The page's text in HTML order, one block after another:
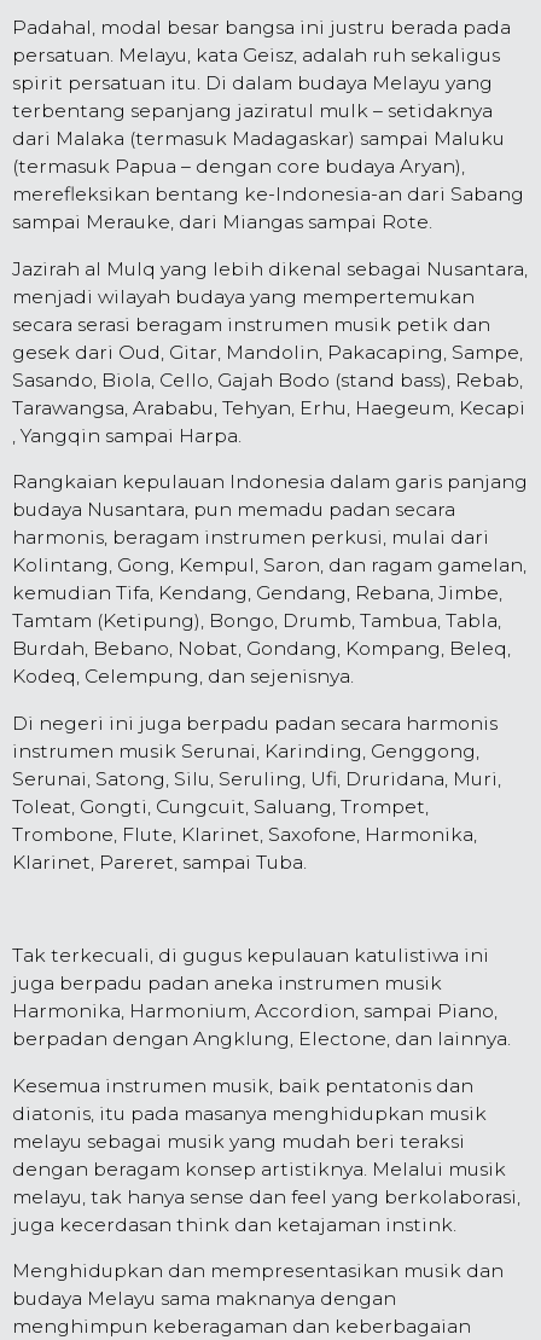
Padahal, modal besar bangsa ini justru berada pada
persatuan. Melayu, kata Geisz, adalah ruh sekaligus
spirit persatuan itu. Di dalam budaya Melayu yang
terbentang sepanjang jaziratul mulk – setidaknya
dari Malaka (termasuk Madagaskar) sampai Maluku
(termasuk Papua – dengan core budaya Aryan),
merefleksikan bentang ke-Indonesia-an dari Sabang
sampai Merauke, dari Miangas sampai Rote.
Jazirah al Mulq yang lebih dikenal sebagai Nusantara,
menjadi wilayah budaya yang mempertemukan
secara serasi beragam instrumen musik petik dan
gesek dari Oud, Gitar, Mandolin, Pakacaping, Sampe,
Sasando, Biola, Cello, Gajah Bodo (stand bass), Rebab,
Tarawangsa, Arababu, Tehyan, Erhu, Haegeum, Kecapi
, Yangqin sampai Harpa.
Rangkaian kepulauan Indonesia dalam garis panjang
budaya Nusantara, pun memadu padan secara
harmonis, beragam instrumen perkusi, mulai dari
Kolintang, Gong, Kempul, Saron, dan ragam gamelan,
kemudian Tifa, Kendang, Gendang, Rebana, Jimbe,
Tamtam (Ketipung), Bongo, Drumb, Tambua, Tabla,
Burdah, Bebano, Nobat, Gondang, Kompang, Beleq,
Kodeq, Celempung, dan sejenisnya.
Di negeri ini juga berpadu padan secara harmonis
instrumen musik Serunai, Karinding, Genggong,
Serunai, Satong, Silu, Seruling, Ufi, Druridana, Muri,
Toleat, Gongti, Cungcuit, Saluang, Trompet,
Trombone, Flute, Klarinet, Saxofone, Harmonika,
Klarinet, Pareret, sampai Tuba.
Tak terkecuali, di gugus kepulauan katulistiwa ini
juga berpadu padan aneka instrumen musik
Harmonika, Harmonium, Accordion, sampai Piano,
berpadan dengan Angklung, Electone, dan lainnya.
Kesemua instrumen musik, baik pentatonis dan
diatonis, itu pada masanya menghidupkan musik
melayu sebagai musik yang mudah beri teraksi
dengan beragam konsep artistiknya. Melalui musik
melayu, tak hanya sense dan feel yang berkolaborasi,
juga kecerdasan think dan ketajaman instink.
Menghidupkan dan mempresentasikan musik dan
budaya Melayu sama maknanya dengan
menghimpun keberagaman dan keberbagaian